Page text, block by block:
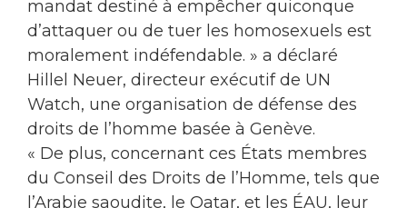
mandat destiné à empêcher quiconque
d’attaquer ou de tuer les homosexuels est
moralement indéfendable. » a déclaré
Hillel Neuer, directeur exécutif de UN
Watch, une organisation de défense des
droits de l’homme basée à Genève.
« De plus, concernant ces États membres
du Conseil des Droits de l’Homme, tels que
l’Arabie saoudite, le Qatar, et les ÉAU, leur